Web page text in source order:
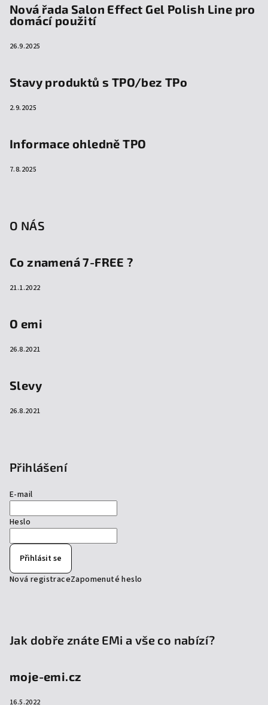
Nová řada Salon Effect Gel Polish Line pro
domácí použití
26.9.2025
Stavy produktů s TPO/bez TPo
2.9.2025
Informace ohledně TPO
7.8.2025
O NÁS
Co znamená 7-FREE ?
21.1.2022
O emi
26.8.2021
Slevy
26.8.2021
Přihlášení
E-mail
Heslo
Přihlásit se
Nová registraceZapomenuté heslo
Jak dobře znáte EMi a vše co nabízí?
moje-emi.cz
16.5.2022